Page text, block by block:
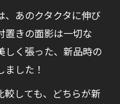
あのクタクタに伸び
置きの面影は一切な
しく張った、新品時の
した！
しても、どちらが新